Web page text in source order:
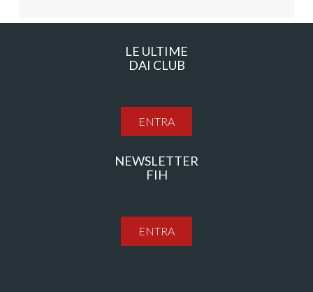
LE ULTIME
DAI CLUB
ENTRA
NEWSLETTER
FIH
ENTRA